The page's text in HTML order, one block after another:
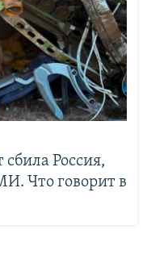
Россия,
Что говорит в